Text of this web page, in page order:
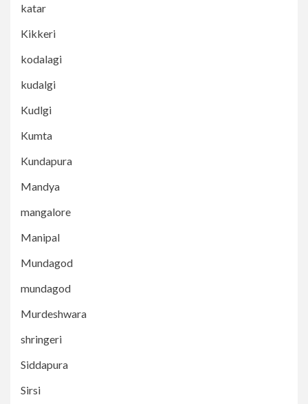
katar
Kikkeri
kodalagi
kudalgi
Kudlgi
Kumta
Kundapura
Mandya
mangalore
Manipal
Mundagod
mundagod
Murdeshwara
shringeri
Siddapura
Sirsi